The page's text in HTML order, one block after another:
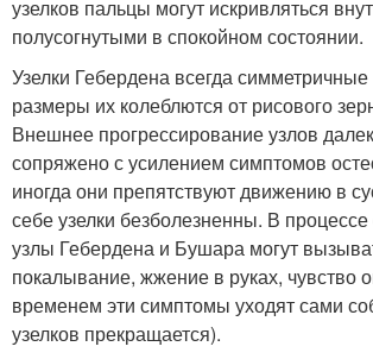
узелков пальцы могут искривляться
полусогнутыми в спокойном состоянии.
Узелки Гебердена всегда
размеры их колеблются от рисового
Внешнее прогрессирование узлов
сопряжено с усилением симптомов
иногда они препятствуют движению в
себе узелки безболезненны. В
узлы Гебердена и Бушара могут
покалывание, жжение в руках, чувство
временем эти симптомы уходят сами
узелков прекращается).